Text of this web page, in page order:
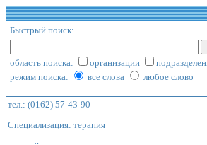
Быстрый поиск:
область поиска: организации
режим поиска:
все слова любое слово
тел.: (0162) 57-43-90
Специализация: терапия